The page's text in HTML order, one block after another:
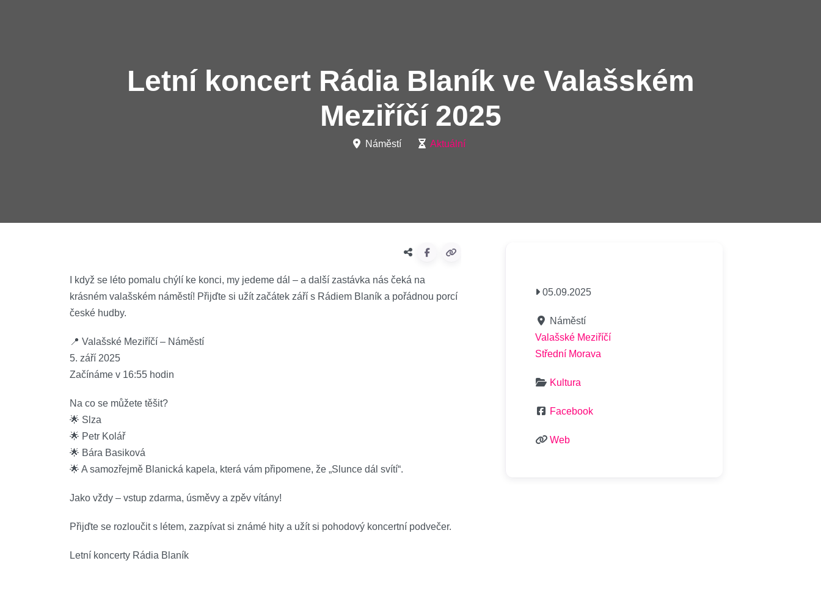
Letní koncert Rádia Blaník ve Valašském
Meziříčí 2025
Náměstí Aktuální
I když se léto pomalu chýlí ke konci, my jedeme dál – a další zastávka nás čeká na
krásném valašském náměstí! Přijďte si užít začátek září s Rádiem Blaník a pořádnou porcí
české hudby.
📍 Valašské Meziříčí – Náměstí
5. září 2025
Začínáme v 16:55 hodin
Na co se můžete těšit?
🌟 Slza
🌟 Petr Kolář
🌟 Bára Basiková
🌟 A samozřejmě Blanická kapela, která vám připomene, že „Slunce dál svítí“.
Jako vždy – vstup zdarma, úsměvy a zpěv vítány!
Přijďte se rozloučit s létem, zazpívat si známé hity a užít si pohodový koncertní podvečer.
Letní koncerty Rádia Blaník
05.09.2025
Náměstí
Valašské Meziříčí
Střední Morava
Kultura
Facebook
Web